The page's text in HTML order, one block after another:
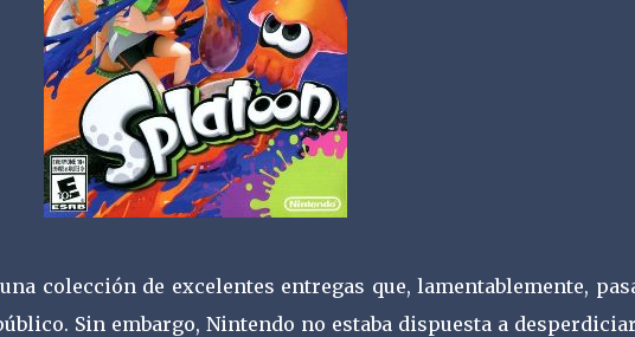
colección de excelentes entregas que, lamentablemente,
Sin embargo, Nintendo no estaba dispuesta a